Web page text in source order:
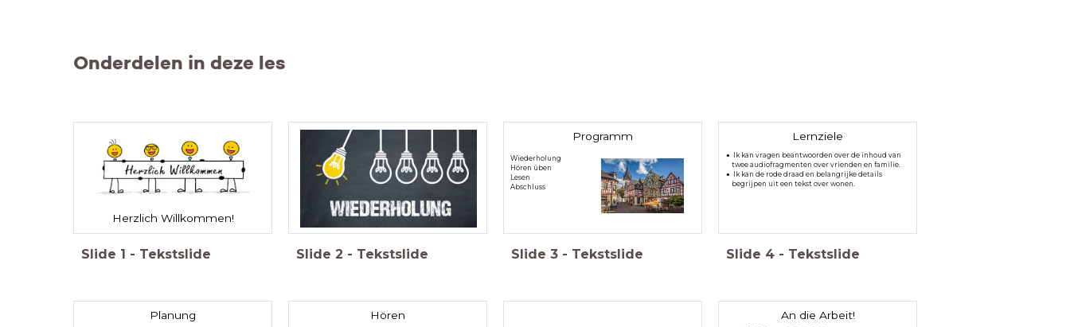
Onderdelen in deze les
Herzlich Willkommen!
Slide 1 - Tekstslide Slide 2 - Tekstslide
Programm
Wiederholung
Hören üben
Lesen
Abschluss
Slide 3 - Tekstslide
Lernziele
Ik kan vragen beantwoorden over de inhoud van
twee audiofragmenten over vrienden en familie.
Ik kan de rode draad en belangrijke details
begrijpen uit een tekst over wonen.
Slide 4 - Tekstslide
Planung Hören An die Arbeit!